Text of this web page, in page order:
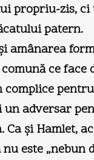
propriu-zis, ci
patern.
amânarea
ce face
complice pentru
un adversar
Ca şi Hamlet,
este „nebun